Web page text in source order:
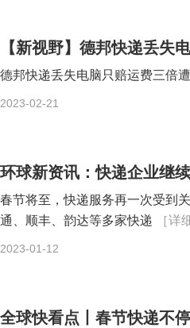
【新视野】德邦快递丢失
德邦快递丢失电脑只赔运费三倍
2023-02-21
环球新资讯：快递企业继
春节将至，快递服务再一次受到
通、顺丰、韵达等多家快递
［详
2023-01-12
全球快看点丨春节快递不